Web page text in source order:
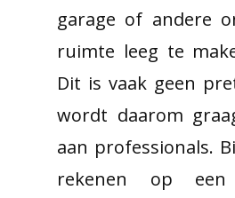
garage of andere
ruimte leeg te
Dit is vaak geen
wordt daarom
aan professionals.
rekenen op